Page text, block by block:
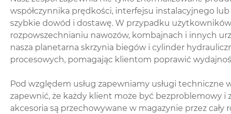
współczynnika prędkości, interfejsu instalacyjnego
szybkie dowód i dostawę. W przypadku
rozpowszechnianiu nawozów, kombajnach i innych
nasza planetarna skrzynia biegów i cylinder
procesowych, pomagając klientom poprawić
Pod względem usług zapewniamy usługi techniczne
zapewnić, że każdy klient może być bezproblemowy i
akcesoria są przechowywane w magazynie przez